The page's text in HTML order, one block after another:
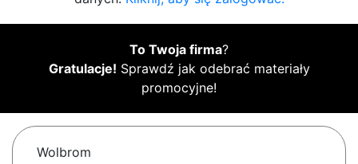
To Twoja firma?
Gratulacje! Sprawdź jak odebrać materiały
promocyjne!
Wolbrom